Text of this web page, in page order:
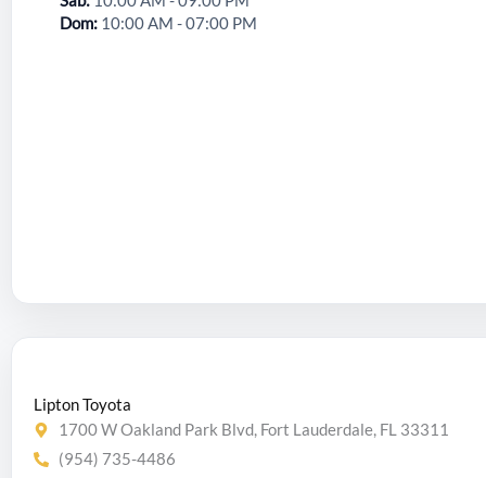
Dom 10:00 AM - 07:00 PM
Lipton Toyota
1700 W Oakland Park Blvd, Fort Lauderdale, FL 33311
(954) 735-4486